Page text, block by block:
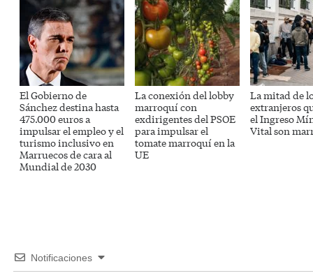
El Gobierno de
Sánchez destina hasta
475.000 euros a
impulsar el empleo y el
turismo inclusivo en
Marruecos de cara al
Mundial de 2030
La conexión del lobby
marroquí con
exdirigentes del PSOE
para impulsar el
tomate marroquí en la
UE
La mitad de
extranjeros
el Ingreso
Vital son
Notificaciones